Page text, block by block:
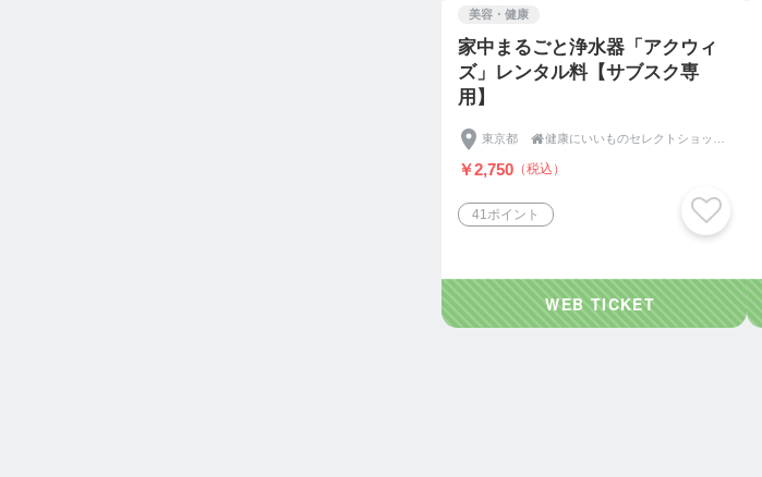
美容・健康
家中まるごと浄水器「アクウィ
ズ」レンタル料【サブスク専
用】
東京都 
￥2,750 （税込）
41ポイント